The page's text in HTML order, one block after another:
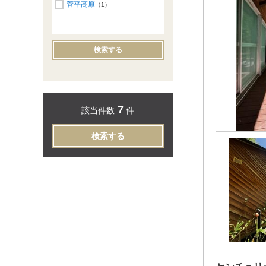
菅平高原 （1）
検索する
該当件数 7 件
検索する